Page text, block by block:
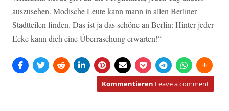
auszusehen. Modische Leute kann mann in allen Berliner
Stadtteilen finden. Das ist ja das schöne an Berlin: Hinter jeder
Ecke kann dich eine Überraschung erwarten!“
Kommentieren Leave a comment